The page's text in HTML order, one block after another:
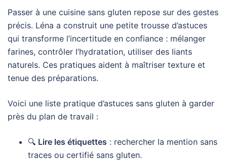
Passer à une cuisine sans gluten repose sur des gestes
précis. Léna a construit une petite trousse d’astuces
qui transforme l’incertitude en confiance : mélanger
farines, contrôler l’hydratation, utiliser des liants
naturels. Ces pratiques aident à maîtriser texture et
tenue des préparations.
Voici une liste pratique d’astuces sans gluten à garder
près du plan de travail :
🔍 Lire les étiquettes : rechercher la mention sans
traces ou certifié sans gluten.